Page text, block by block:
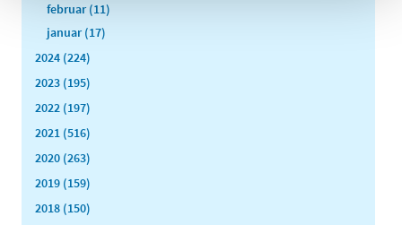
februar (11)
januar (17)
2024 (224)
2023 (195)
2022 (197)
2021 (516)
2020 (263)
2019 (159)
2018 (150)